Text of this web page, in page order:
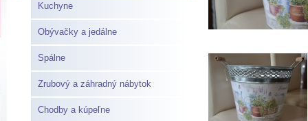
Kuchyne
Obývačky a jedálne
Spálne
Zrubový a záhradný nábytok
Chodby a kúpeľne